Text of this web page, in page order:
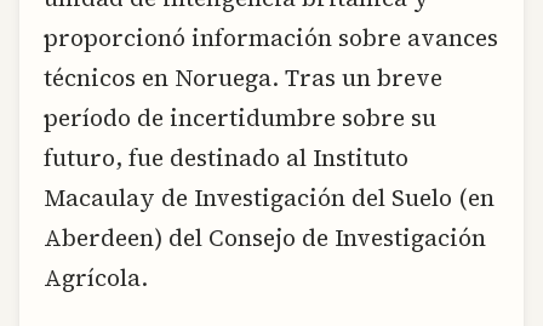
proporcionó información sobre avances
técnicos en Noruega. Tras un breve
período de incertidumbre sobre su
futuro, fue destinado al Instituto
Macaulay de Investigación del Suelo (en
Aberdeen) del Consejo de Investigación
Agrícola.